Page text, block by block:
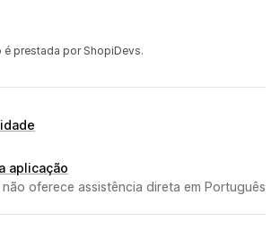
prestada por ShopiDevs.
aplicação
oferece assistência direta em Português